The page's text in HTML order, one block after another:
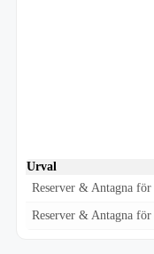
Urval
Reserver & Antagna
Reserver & Antagna